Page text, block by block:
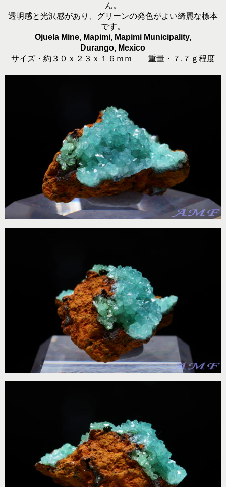
ん。
透明感と光沢感があり、グリーンの発色がよい綺麗な標本
です。
Ojuela Mine, Mapimi, Mapimi Municipality,
Durango, Mexico
サイズ・約３０ｘ２３ｘ１６ｍｍ 重量・７.７ｇ程度